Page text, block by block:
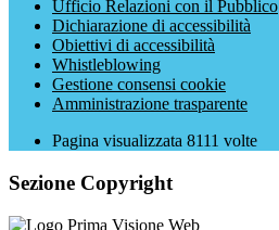
Ufficio Relazioni con il Pubblico
Dichiarazione di accessibilità
Obiettivi di accessibilità
Whistleblowing
Gestione consensi cookie
Amministrazione trasparente
Pagina visualizzata 8111 volte
Sezione Copyright